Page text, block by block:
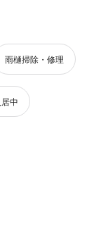
雨樋掃除・修理
中